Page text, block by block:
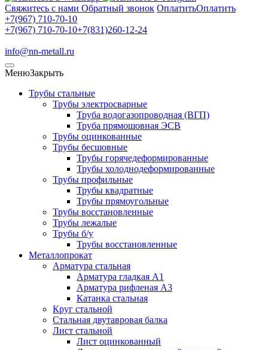
Свяжитесь с нами Обратный звонок ОплатитьОплатить
+7(967) 710-70-10
+7(967) 710-70-10+7(831)260-12-24
info@nn-metall.ru
МенюЗакрыть
Трубы стальные
Трубы электросварные
Труба водогазопроводная (ВГП)
Труба прямошовная ЭСВ
Трубы оцинкованные
Трубы бесшовные
Трубы горячедеформированные
Трубы холоднодеформированные
Трубы профильные
Трубы квадратные
Трубы прямоугольные
Трубы восстановленные
Трубы лежалые
Трубы б/у
Трубы восстановленные
Металлопрокат
Арматура стальная
Арматура гладкая А1
Арматура рифленая А3
Катанка стальная
Круг стальной
Стальная двутавровая балка
Лист стальной
Лист оцинкованный